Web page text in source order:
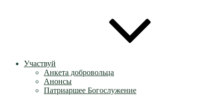
Участвуй
Анкета добровольца
Анонсы
Патриаршее Богослужение